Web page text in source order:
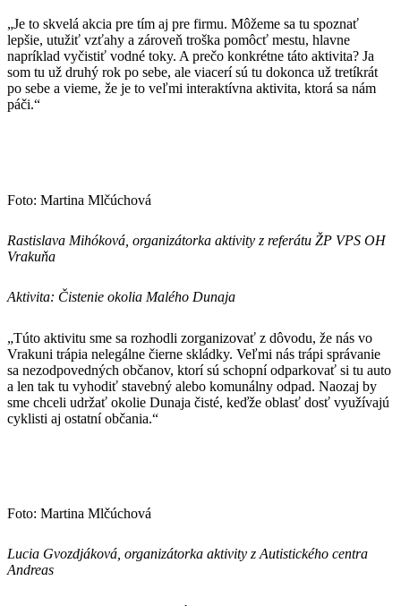
„Je to skvelá akcia pre tím aj pre firmu. Môžeme sa tu spoznať
lepšie, utužiť vzťahy a zároveň troška pomôcť mestu, hlavne
napríklad vyčistiť vodné toky. A prečo konkrétne táto aktivita? Ja
som tu už druhý rok po sebe, ale viacerí sú tu dokonca už tretíkrát
po sebe a vieme, že je to veľmi interaktívna aktivita, ktorá sa nám
páči.“
Foto: Martina Mlčúchová
Rastislava Mihóková, organizátorka aktivity z referátu ŽP VPS OH
Vrakuňa
Aktivita: Čistenie okolia Malého Dunaja
„Túto aktivitu sme sa rozhodli zorganizovať z dôvodu, že nás vo
Vrakuni trápia nelegálne čierne skládky. Veľmi nás trápi správanie
sa nezodpovedných občanov, ktorí sú schopní odparkovať si tu auto
a len tak tu vyhodiť stavebný alebo komunálny odpad. Naozaj by
sme chceli udržať okolie Dunaja čisté, keďže oblasť dosť využívajú
cyklisti aj ostatní občania.“
Foto: Martina Mlčúchová
Lucia Gvozdjáková, organizátorka aktivity z Autistického centra
Andreas